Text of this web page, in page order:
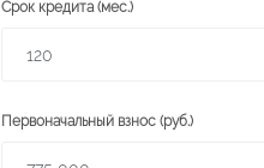
Срок кредита (мес.)
Первоначальный взнос (руб.)